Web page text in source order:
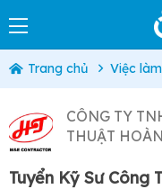
Trang chủ Việc làm
CÔNG TY
THUẬT
Tuyển Kỹ Sư Công